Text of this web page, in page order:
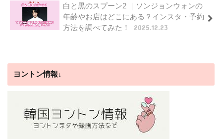
白と黒のスプーン2 ｜ソンジョンウォンの
年齢やお店はどこにある？インスタ・予約
方法を調べてみた！
2025.12.23
ヨントン情報↓